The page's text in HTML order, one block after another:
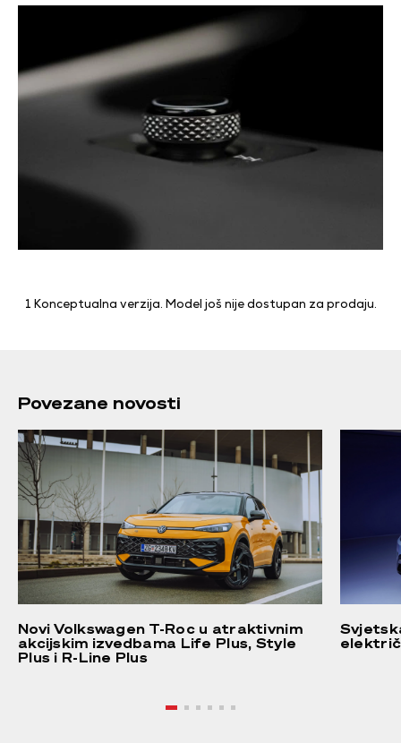
1 Konceptualna verzija. Model još nije dostupan za prodaju.
Povezane novosti
Novi Volkswagen T-Roc u atraktivnim
akcijskim izvedbama Life Plus, Style
Plus i R-Line Plus